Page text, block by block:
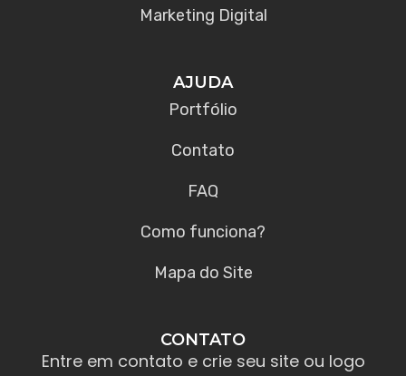
Marketing Digital
AJUDA
Portfólio
Contato
FAQ
Como funciona?
Mapa do Site
CONTATO
Entre em contato e crie seu site ou logo